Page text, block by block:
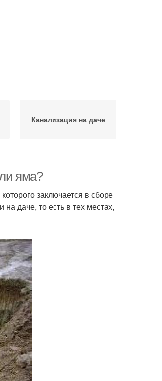
Канализация на даче
яма?
заключается в сборе
даче, то есть в тех местах,